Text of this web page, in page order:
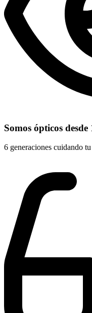
Somos ópticos desde
6 generaciones cuidando